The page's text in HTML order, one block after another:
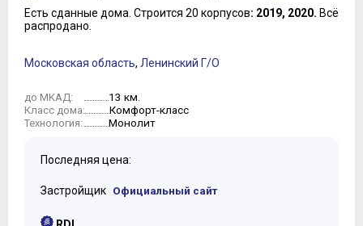
5
6
8
10
11
12
14
Есть сданные дома. Строится 20 корпусов: 2019, 2020. Всё
распродано.
Московская область, Ленинский Г/О
до МКАД: 13 км.
Класс дома: Комфорт-класс
Технология: Монолит
Последняя цена:
Застройщик Официальный сайт